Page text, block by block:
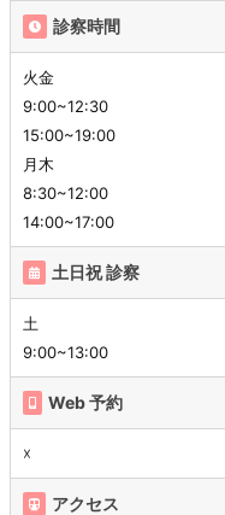
診察時間
火金
9:00~12:30
15:00~19:00
月木
8:30~12:00
14:00~17:00
土日祝 診察
土
9:00~13:00
Web 予約
☓
アクセス